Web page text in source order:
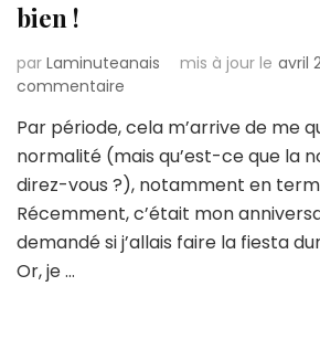
bien !
par Laminuteanais mis à jour le avril
commentaire
suis
introvertie,
et
je
le
vis
Par période, cela m’arrive de me
normalité (mais qu’est-ce que la
direz-vous ?), notamment en
Récemment, c’était mon
demandé si j’allais faire la fiesta
Or, je …